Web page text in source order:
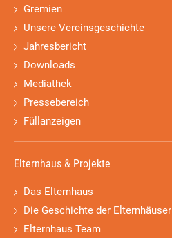
Gremien
Unsere Vereinsgeschichte
Jahresbericht
Downloads
Mediathek
Pressebereich
Füllanzeigen
Elternhaus & Projekte
Das Elternhaus
Die Geschichte der Elternhäuser
Elternhaus Team